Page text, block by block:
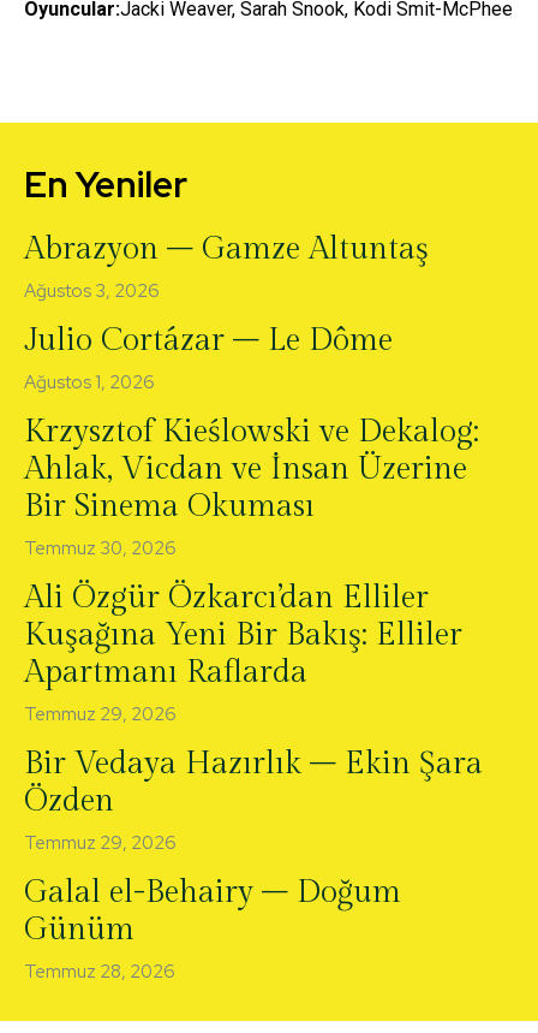
Oyuncular:Jacki Weaver, Sarah Snook, Kodi Smit-McPhee
En Yeniler
Abrazyon – Gamze Altuntaş
Ağustos 3, 2026
Julio Cortázar – Le Dôme
Ağustos 1, 2026
Krzysztof Kieślowski ve Dekalog:
Ahlak, Vicdan ve İnsan Üzerine
Bir Sinema Okuması
Temmuz 30, 2026
Ali Özgür Özkarcı’dan Elliler
Kuşağına Yeni Bir Bakış: Elliler
Apartmanı Raflarda
Temmuz 29, 2026
Bir Vedaya Hazırlık – Ekin Şara
Özden
Temmuz 29, 2026
Galal el-Behairy – Doğum
Günüm
Temmuz 28, 2026